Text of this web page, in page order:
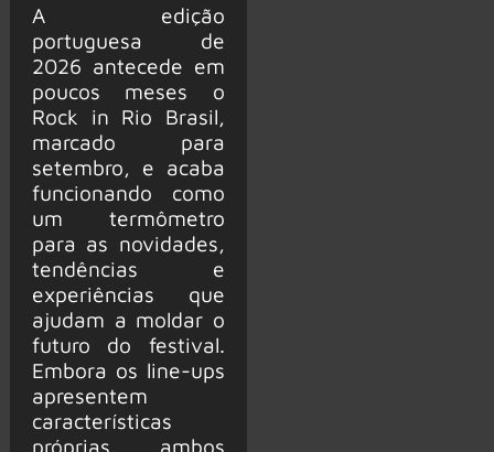
A edição
portuguesa de
2026 antecede em
poucos meses o
Rock in Rio Brasil,
marcado para
setembro, e acaba
funcionando como
um termômetro
para as novidades,
tendências e
experiências que
ajudam a moldar o
futuro do festival.
Embora os line-ups
apresentem
características
próprias, ambos